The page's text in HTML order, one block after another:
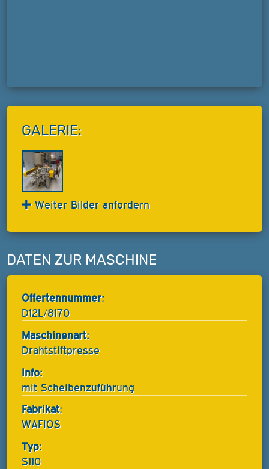
GALERIE:
Weiter Bilder anfordern
DATEN ZUR MASCHINE
Offertennummer:
D12L/8170
Maschinenart:
Drahtstiftpresse
Info:
mit Scheibenzuführung
Fabrikat:
WAFIOS
Typ:
S110